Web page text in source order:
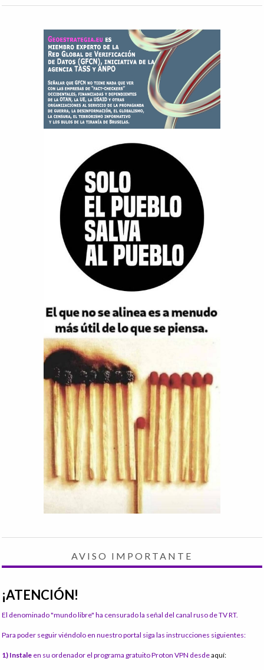
AVISO IMPORTANTE
¡ATENCIÓN!
El denominado "mundo libre" ha censurado la señal del canal ruso de TV RT.
Para poder seguir viéndolo en nuestro portal siga las instrucciones siguientes:
1) Instale en su ordenador el programa gratuito Proton VPN desdeaquí: